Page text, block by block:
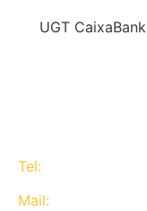
UGT CaixaBank
Tel:
Mail: